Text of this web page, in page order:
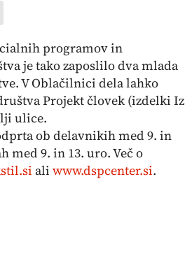
programov in
je tako zaposlilo dva mlada
V Oblačilnici dela lahko
Projekt človek (izdelki Iz
ulice.
ob delavnikih med 9. in
med 9. in 13. uro. Več o
ali www.dspcenter.si.